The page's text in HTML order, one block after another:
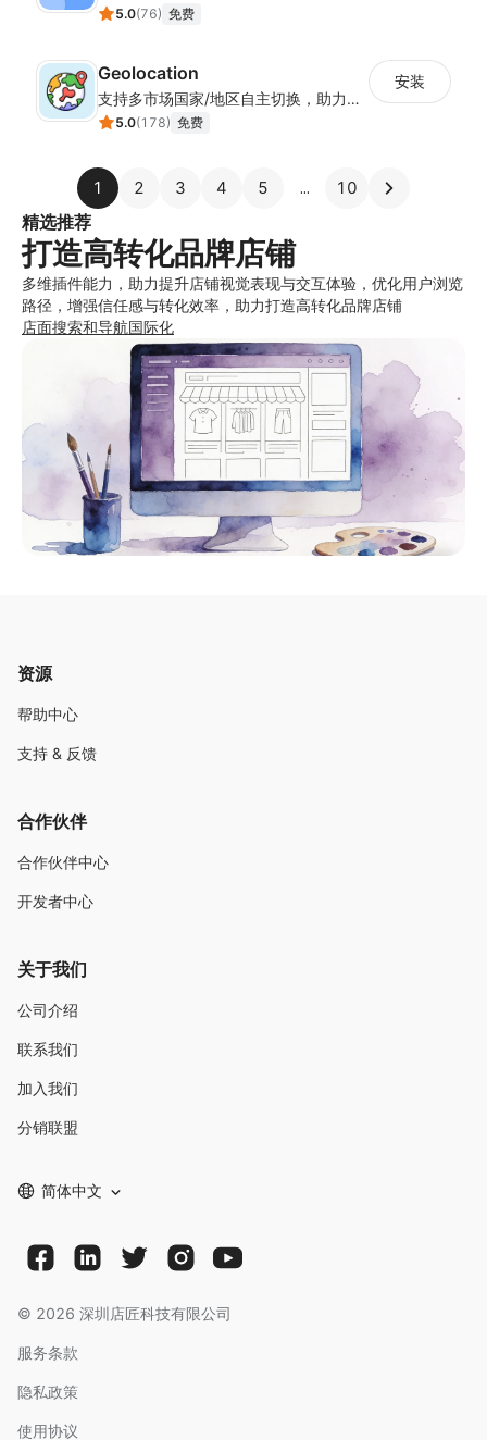
5.0(76) 免费
Geolocation
支持多市场国家/地区自主切换，助力店铺全球化运营
5.0(178) 免费
安装
1 2 3 4 5 10
精选推荐
打造高转化品牌店铺
多维插件能力，助力提升店铺视觉表现与交互体验，优化用户浏览
路径，增强信任感与转化效率，助力打造高转化品牌店铺
店面搜索和导航国际化
资源
帮助中心
支持 & 反馈
合作伙伴
合作伙伴中心
开发者中心
关于我们
公司介绍
联系我们
加入我们
分销联盟
简体中文
© 2026 深圳店匠科技有限公司
服务条款
隐私政策
使用协议